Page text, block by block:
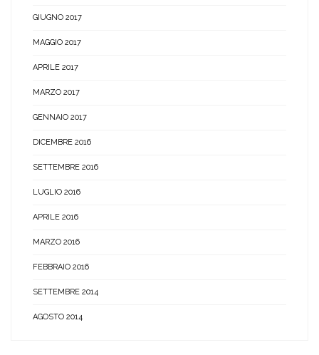
GIUGNO 2017
MAGGIO 2017
APRILE 2017
MARZO 2017
GENNAIO 2017
DICEMBRE 2016
SETTEMBRE 2016
LUGLIO 2016
APRILE 2016
MARZO 2016
FEBBRAIO 2016
SETTEMBRE 2014
AGOSTO 2014